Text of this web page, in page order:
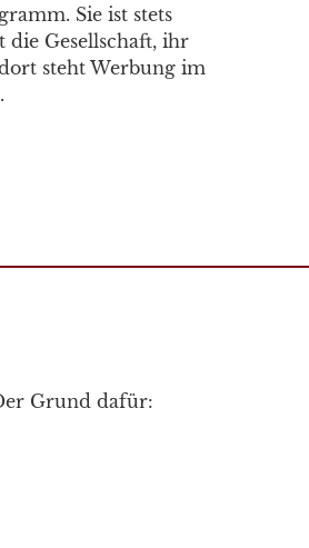
Sie ist stets
Gesellschaft, ihr
steht Werbung im
Grund dafür: